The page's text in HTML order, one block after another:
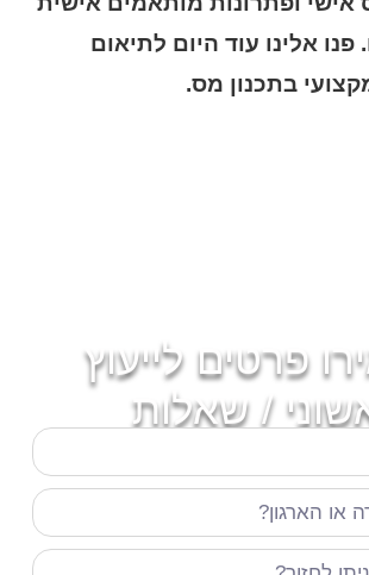
אלינו עוד היום לתיאום
בתכנון מס.
פרטים לייעוץ
/ שאלות